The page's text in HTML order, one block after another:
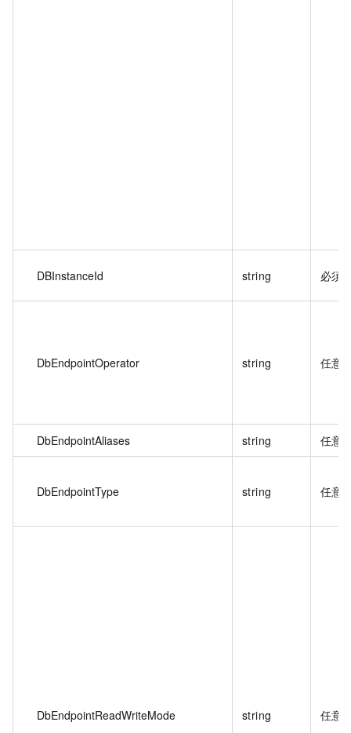
DBInstanceId string 必須
DbEndpointOperator string 任意
DbEndpointAliases string 任意
DbEndpointType string 任意
DbEndpointReadWriteMode string 任意